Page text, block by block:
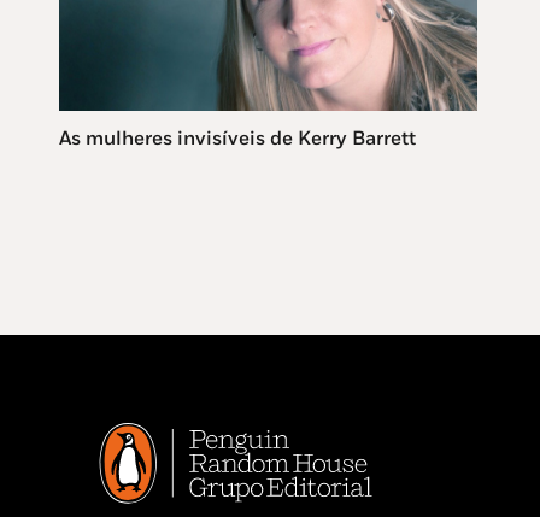
As mulheres invisíveis de Kerry Barrett